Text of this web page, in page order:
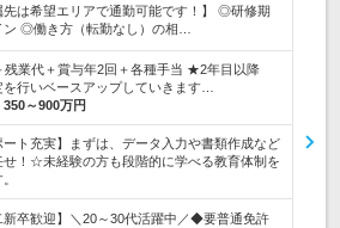
先は希望エリアで通勤可能です！】 ◎研修期
ン ◎働き方（転勤なし）の相…
残業代＋賞与年2回＋各種手当 ★2年目以降
行いベースアップしていきます…
350～900万円
ート充実】まずは、データ入力や書類作成など
せ！☆未経験の方も段階的に学べる教育体制を
新卒歓迎】＼20～30代活躍中／◆要普通免許